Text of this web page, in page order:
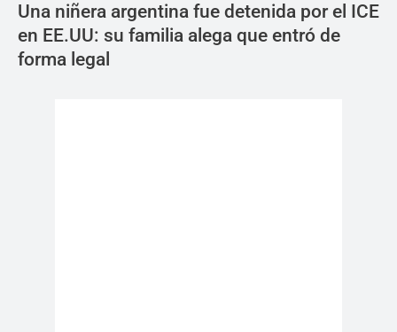
Una niñera argentina fue detenida por el ICE
en EE.UU: su familia alega que entró de
forma legal